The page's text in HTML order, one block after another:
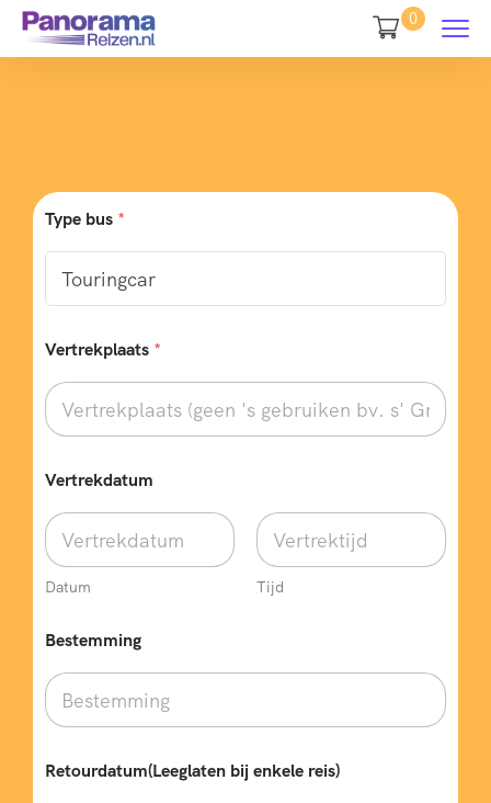
0
Type bus *
Vertrekplaats *
Vertrekdatum
Datum Tijd
Bestemming
Retourdatum(Leeglaten bij enkele reis)